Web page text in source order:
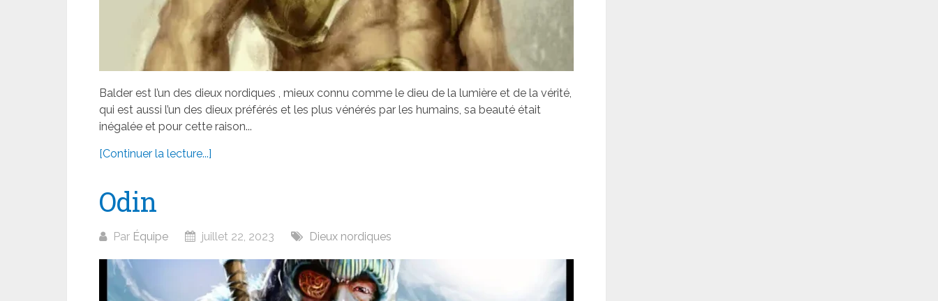
Balder est l’un des dieux nordiques , mieux connu comme le dieu de la lumière et de la vérité,
qui est aussi l’un des dieux préférés et les plus vénérés par les humains, sa beauté était
inégalée et pour cette raison...
[Continuer la lecture...]
Odin
Par Équipe juillet 22, 2023 Dieux nordiques